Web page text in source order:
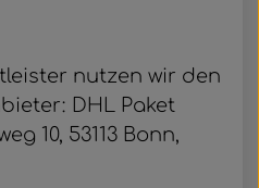
nutzen wir den
DHL Paket
10, 53113 Bonn,